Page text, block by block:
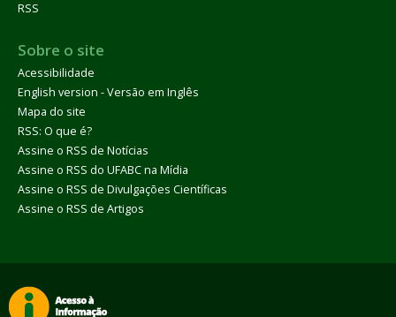
RSS
Sobre o site
Acessibilidade
English version - Versão em Inglês
Mapa do site
RSS: O que é?
Assine o RSS de Notícias
Assine o RSS do UFABC na Mídia
Assine o RSS de Divulgações Científicas
Assine o RSS de Artigos